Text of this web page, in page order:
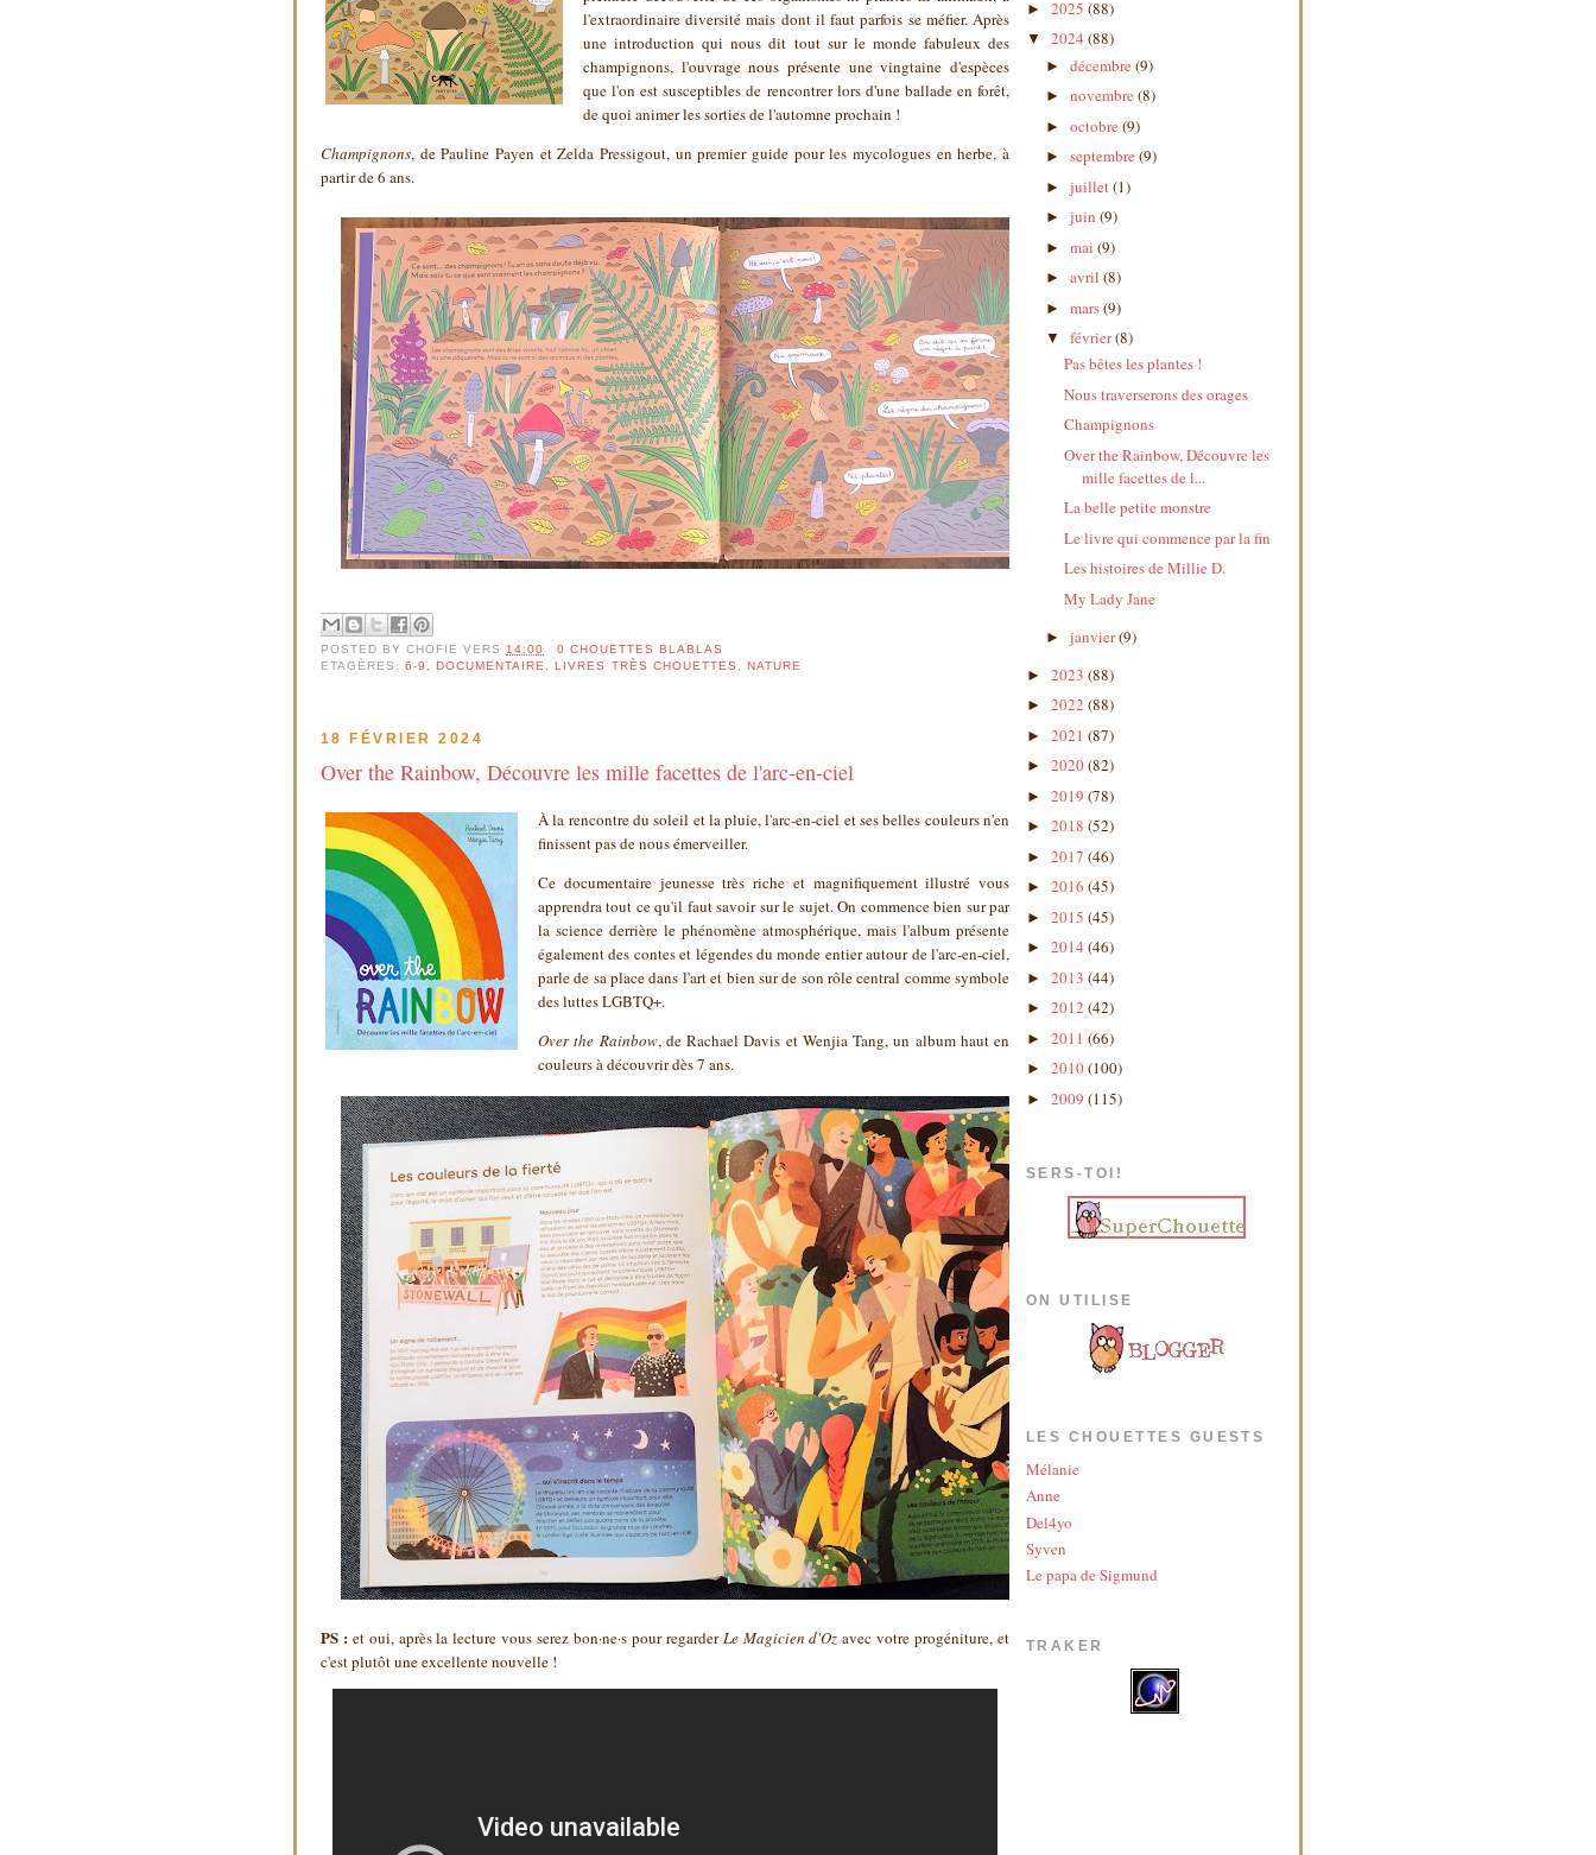
l'extraordinaire diversité mais dont il faut parfois se méfier. Après
une introduction qui nous dit tout sur le monde fabuleux des
champignons, l'ouvrage nous présente une vingtaine d'espèces
que l'on est susceptibles de rencontrer lors d'une ballade en forêt,
de quoi animer les sorties de l'automne prochain !
Champignons, de Pauline Payen et Zelda Pressigout, un premier guide pour les mycologues en herbe, à
partir de 6 ans.
POSTED BYCHOFIE VERS 14:00
0 CHOUETTES BLABLAS
ETAGÈRES:6-9 ,DOCUMENTAIRE ,LIVRES TRÈS CHOUETTES NATURE
18 FÉVRIER 2024
Over the Rainbow, Découvre les mille facettes de l'arc-en-ciel
À la rencontre du soleil et la pluie, l'arc-en-ciel et ses belles couleurs n'en
finissent pas de nous émerveiller.
Ce documentaire jeunesse très riche et magnifiquement illustré vous
apprendra tout ce qu'il faut savoir sur le sujet. On commence bien sur par
la science derrière le phénomène atmosphérique, mais l'album présente
également des contes et légendes du monde entier autour de l'arc-en-ciel,
parle de sa place dans l'art et bien sur de son rôle central comme symbole
des luttes LGBTQ+.
Over the Rainbow, de Rachael Davis et Wenjia Tang, un album haut en
couleurs à découvrir dès 7 ans.
PS :et oui, après la lecture vous serez bon·ne·s pour regarderLe Magicien d'Oz avec votre progéniture, et
c'est plutôt une excellente nouvelle !
► 2025 (88)
▼ 2024 (88)
► décembre (9)
► novembre (8)
► octobre (9)
► septembre (9)
► juillet (1)
► juin (9)
► mai (9)
► avril (8)
► mars(9)
▼ février(8)
Pas bêtes les plantes !
Nous traverserons des orages
Champignons
Over the Rainbow, Découvre les
mille facettes de l...
La belle petite monstre
Le livre qui commence par la fin
Les histoires de Millie D.
My Lady Jane
► janvier(9)
► 2023 (88)
► 2022 (88)
► 2021 (87)
► 2020(82)
► 2019 (78)
► 2018 (52)
► 2017 (46)
► 2016 (45)
► 2015 (45)
► 2014 (46)
► 2013 (44)
► 2012 (42)
► 2011 (66)
► 2010(100)
► 2009 (115)
SERS-TOI!
ON UTILISE
LES CHOUETTES GUESTS
Mélanie
Anne
Del4yo
Syven
Le papa de Sigmund
TRAKER